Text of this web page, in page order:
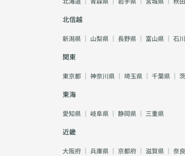
北信越
新潟県 ｜ 山梨県 ｜ 長野県 ｜ 富山県 ｜ 石
関東
東京都 ｜ 神奈川県 ｜ 埼玉県 ｜ 千葉県 ｜
東海
愛知県 ｜ 岐阜県 ｜ 静岡県 ｜ 三重県
近畿
大阪府 ｜ 兵庫県 ｜ 京都府 ｜ 滋賀県 ｜ 奈